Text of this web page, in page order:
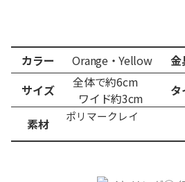
カラー Orange・Yellow 金
サイズ
全体で約6cm
ワイド約3cm タ
素材 ポリマ